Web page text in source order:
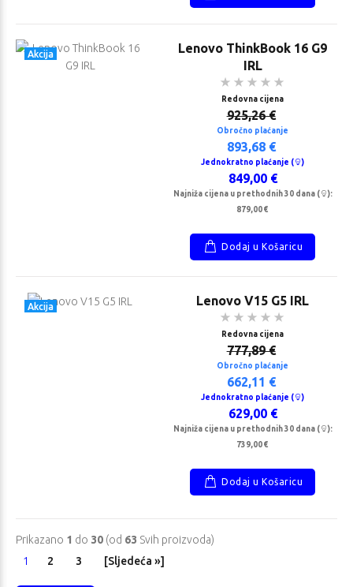
Akcija
Lenovo ThinkBook 16 G9
IRL
Redovna cijena
925,26 €
Obročno plaćanje
893,68 €
Jednokratno plaćanje ( )
849,00 €
Najniža cijena u prethodnih 30 dana (
):
879,00 €
Dodaj u Košaricu
Akcija Lenovo V15 G5 IRL
Redovna cijena
777,89 €
Obročno plaćanje
662,11 €
Jednokratno plaćanje ( )
629,00 €
Najniža cijena u prethodnih 30 dana (
):
739,00 €
Dodaj u Košaricu
Prikazano 1 do 30 (od 63 Svih proizvoda)
1
2 3 [Sljedeća »]